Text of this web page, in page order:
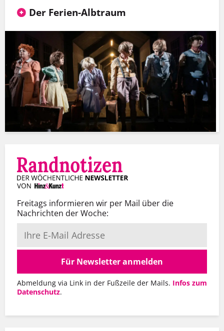
Der Ferien-Albtraum
Freitags informieren wir per Mail über die
Nachrichten der Woche:
Für Newsletter anmelden
Abmeldung via Link in der Fußzeile der Mails. Infos zum
Datenschutz.